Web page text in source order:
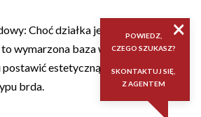
Choć działka jest budowlana, jej
wymarzona baza wypadowa na
estetyczną altanę lub
brda.
×
POWIEDZ,
CZEGO SZUKASZ?
SKONTAKTUJ SIĘ,
Z AGENTEM